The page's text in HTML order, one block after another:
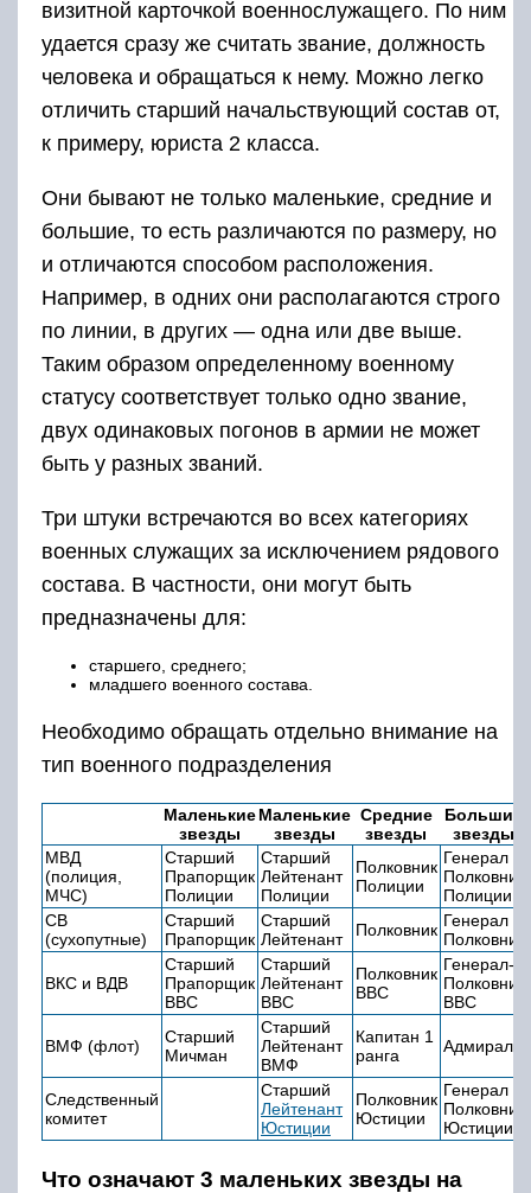
визитной карточкой военнослужащего. По ним
удается сразу же считать звание, должность
человека и обращаться к нему. Можно легко
отличить старший начальствующий состав от,
к примеру, юриста 2 класса.
Они бывают не только маленькие, средние и
большие, то есть различаются по размеру, но
и отличаются способом расположения.
Например, в одних они располагаются строго
по линии, в других — одна или две выше.
Таким образом определенному военному
статусу соответствует только одно звание,
двух одинаковых погонов в армии не может
быть у разных званий.
Три штуки встречаются во всех категориях
военных служащих за исключением рядового
состава. В частности, они могут быть
предназначены для:
старшего, среднего;
младшего военного состава.
Необходимо обращать отдельно внимание на
тип военного подразделения
Маленькие
звезды
Маленькие
звезды
Средние
звезды
Большие
звезды
МВД
(полиция,
МЧС)
Старший
Прапорщик
Полиции
Старший
Лейтенант
Полиции
Полковник
Полиции
Генерал
Полковник
Полиции
СВ
(сухопутные)
Старший
Прапорщик
Старший
Лейтенант
Полковник Генерал
Полковник
ВКС и ВДВ
Старший
Прапорщик
ВВС
Старший
Лейтенант
ВВС
Полковник
ВВС
Генерал-
Полковник
ВВС
ВМФ (флот)
Старший
Мичман
Старший
Лейтенант
ВМФ
Капитан 1
ранга
Адмирал
Следственный
комитет
Старший
Лейтенант
Юстиции
Полковник
Юстиции
Генерал
Полковник
Юстиции
Что означают 3 маленьких звезды на